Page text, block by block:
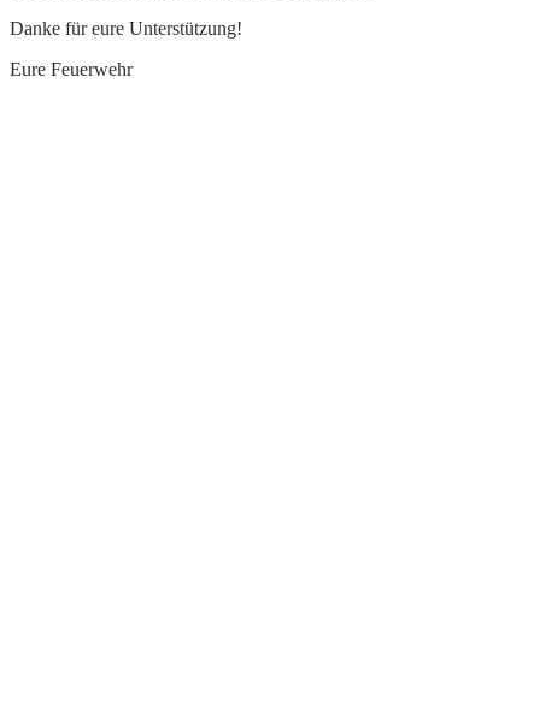
Danke für eure Unterstützung!
Eure Feuerwehr